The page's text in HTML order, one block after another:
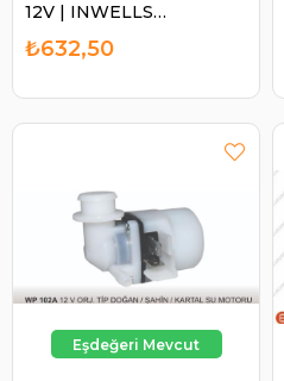
12V | INWELLS
0240013952
₺632,50